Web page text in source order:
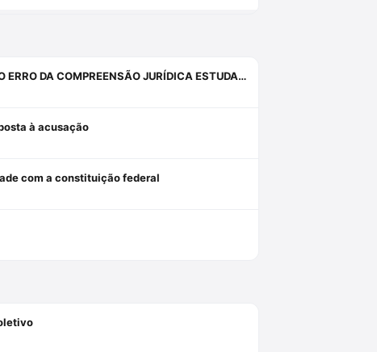
INQUIETAÇÕES, ANGÚSTIAS, SISTEMAS, PROVAS, DIREITO E O ERRO DA COMPREENSÃO JURÍDICA ESTUDANDO APENAS O DIREITO.
à acusação
com a constituição federal